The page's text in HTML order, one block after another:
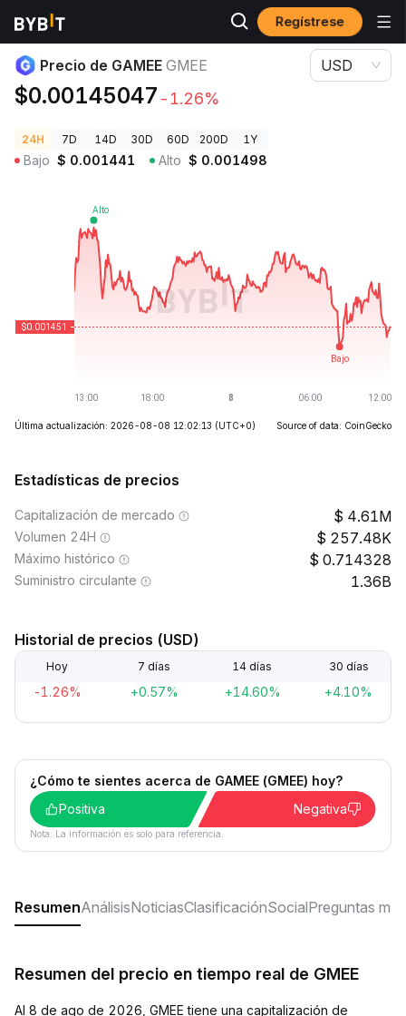
Regístrese
Precios de Criptomonedas Precio de GAMEE GMEE
Precio de GAMEE GMEE
$0.00145047 -1.26%
USD
24H 7D 14D 30D 60D 200D 1Y
Bajo $ 0.001441 Alto $ 0.001498
Última actualización: 2026-08-08 12:02:13 (UTC+0) Source of data: CoinGecko
Estadísticas de precios
Capitalización de mercado 4.61M
Volumen 24H 257.48K
Máximo histórico 0.714328
Suministro circulante 1.36B
Historial de precios (USD)
Hoy 7 días 14 días 30 días
-1.26% +0.57% +14.60% +4.10%
¿Cómo te sientes acerca de GAMEE (GMEE) hoy?
Positiva
Negativa
Nota: La información es solo para referencia.
ResumenAnálisisNoticiasClasificaciónSocialPreguntas
Resumen del precio en tiempo real de GMEE
Al 8 de ago de 2026, GMEE tiene una capitalización de